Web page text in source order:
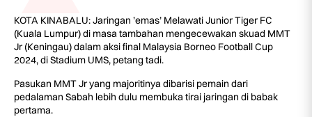
KOTA KINABALU: Jaringan ’emas’ Melawati Junior Tiger FC
(Kuala Lumpur) di masa tambahan mengecewakan skuad MMT
Jr (Keningau) dalam aksi final Malaysia Borneo Football Cup
2024, di Stadium UMS, petang tadi.
Pasukan MMT Jr yang majoritinya dibarisi pemain dari
pedalaman Sabah lebih dulu membuka tirai jaringan di babak
pertama.